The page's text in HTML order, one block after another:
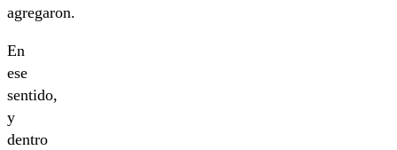
agregaron.
En
ese
sentido,
y
dentro